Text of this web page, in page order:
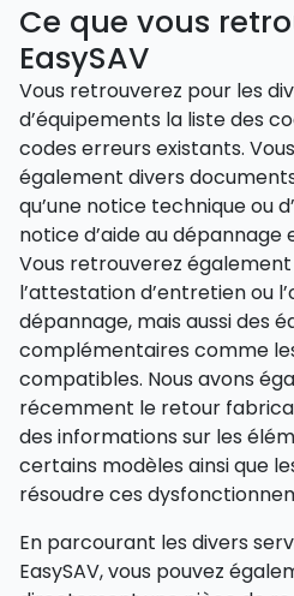
Ce que vous
EasySAV
Vous retrouverez pour les
d’équipements la liste des
codes erreurs existants.
également divers
qu’une notice technique ou
notice d’aide au dépannage
Vous retrouverez
l’attestation d’entretien ou
dépannage, mais aussi des
complémentaires comme
compatibles. Nous avons
récemment le retour
des informations sur les
certains modèles ainsi que
résoudre ces
En parcourant les divers
EasySAV, vous pouvez